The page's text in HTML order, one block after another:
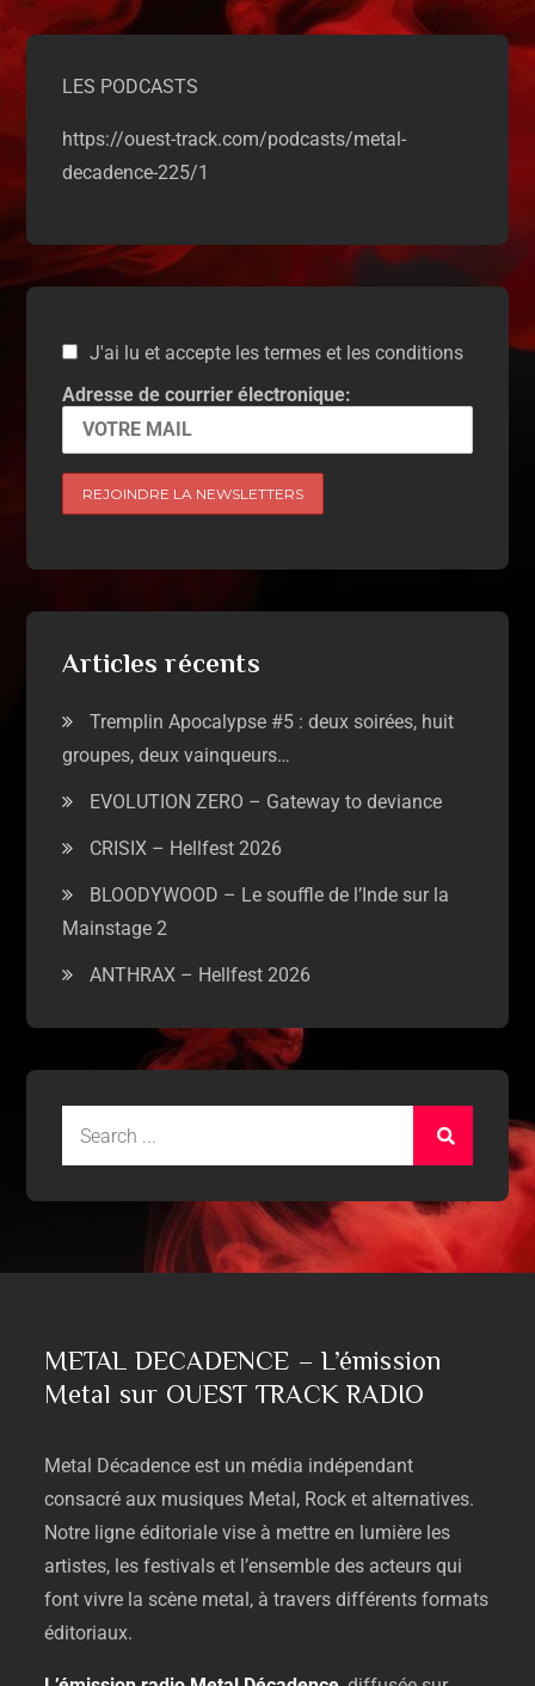
LES PODCASTS
https://ouest-track.com/podcasts/metal-
decadence-225/1
J'ai lu et accepte les termes et les conditions
Adresse de courrier électronique:
Articles récents
Tremplin Apocalypse #5 : deux soirées, huit
groupes, deux vainqueurs…
EVOLUTION ZERO – Gateway to deviance
CRISIX – Hellfest 2026
BLOODYWOOD – Le souffle de l’Inde sur la
Mainstage 2
ANTHRAX – Hellfest 2026
METAL DECADENCE – L’émission
Metal sur OUEST TRACK RADIO
Metal Décadenceest un média indépendant
consacré aux musiques Metal, Rocket alternatives.
Notre ligneéditorialevise à mettreen lumière les
artistes, lesfestivalset l’ensembledes acteursqui
fontvivre la scène metal, àtraversdifférentsformats
éditoriaux.